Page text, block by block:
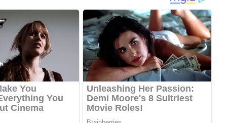
që
e
2025
KËSHILLA & IDE
Si të Kujdeseni për Freskinë e
Vajit të Ullirit Gjatë Ditëve të
Nxehta
AGROWEB 7 QERSHOR, 2025